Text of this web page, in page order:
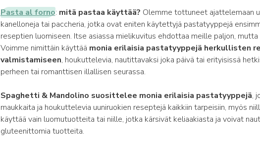
Pasta al forno: mitä pastaa käyttää? Olemme tottuneet ajattelemaan
kanelloneja tai paccheria, jotka ovat eniten käytettyjä pastatyyppejä
reseptien luomiseen. Itse asiassa mielikuvitus ehdottaa meille paljon, mutta
Voimme nimittäin käyttää monia erilaisia pastatyyppejä herkullisten
valmistamiseen, houkuttelevia, nautittavaksi joka päivä tai erityisissä
perheen tai romanttisen illallisen seurassa.
Spaghetti & Mandolino suosittelee monia erilaisia pastatyyppejä,
maukkaita ja houkuttelevia uuniruokien reseptejä kaikkiin tarpeisiin, myös
käyttää vain luomutuotteita tai niille, jotka kärsivät keliaakiasta ja voivat
gluteenittomia tuotteita.